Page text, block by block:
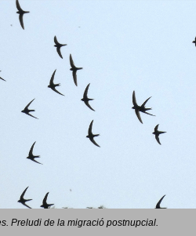
Preludi de la migració postnupcial.